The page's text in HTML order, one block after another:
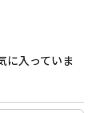
に入っていま